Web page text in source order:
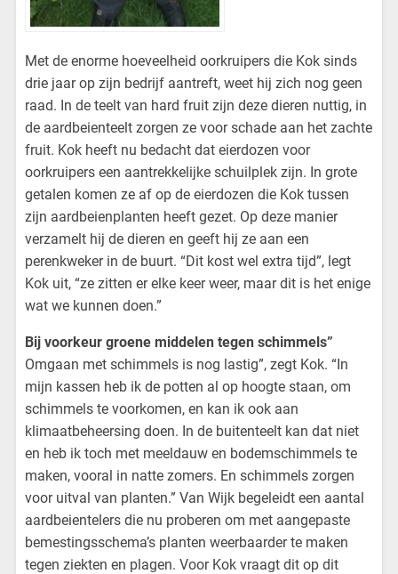
Met de enorme hoeveelheid oorkruipers die Kok sinds
drie jaar op zijn bedrijf aantreft, weet hij zich nog geen
raad. In de teelt van hard fruit zijn deze dieren nuttig, in
de aardbeienteelt zorgen ze voor schade aan het zachte
fruit. Kok heeft nu bedacht dat eierdozen voor
oorkruipers een aantrekkelijke schuilplek zijn. In grote
getalen komen ze af op de eierdozen die Kok tussen
zijn aardbeienplanten heeft gezet. Op deze manier
verzamelt hij de dieren en geeft hij ze aan een
perenkweker in de buurt. “Dit kost wel extra tijd”, legt
Kok uit, “ze zitten er elke keer weer, maar dit is het enige
wat we kunnen doen.”
Bij voorkeur groene middelen tegen schimmels”
Omgaan met schimmels is nog lastig”, zegt Kok. “In
mijn kassen heb ik de potten al op hoogte staan, om
schimmels te voorkomen, en kan ik ook aan
klimaatbeheersing doen. In de buitenteelt kan dat niet
en heb ik toch met meeldauw en bodemschimmels te
maken, vooral in natte zomers. En schimmels zorgen
voor uitval van planten.” Van Wijk begeleidt een aantal
aardbeientelers die nu proberen om met aangepaste
bemestingsschema’s planten weerbaarder te maken
tegen ziekten en plagen. Voor Kok vraagt dit op dit